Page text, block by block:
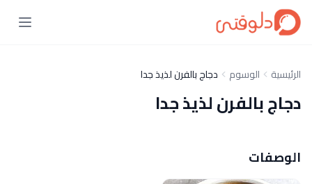
الرئيسية الوسوم دجاج بالفرن لذيذ جدا
دجاج بالفرن لذيذ جدا
الوصفات